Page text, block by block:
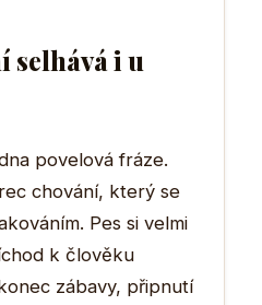
selhává i u
povelová fráze.
chování, který se
Pes si velmi
k člověku
zábavy, připnutí